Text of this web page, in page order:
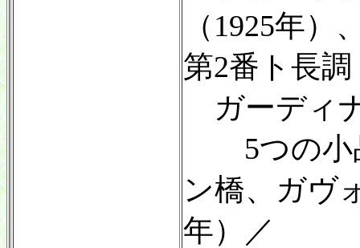
（1925年
第2番ト長調
ガーディ
5つの小
ン橋、ガヴ
年）／